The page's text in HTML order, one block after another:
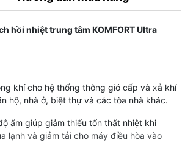
hồi nhiệt trung tâm KOMFORT Ultra
khí cho hệ thống thông gió cấp và xả khí
hộ, nhà ở, biệt thự và các tòa nhà khác.
ẩm giúp giảm thiểu tổn thất nhiệt khi
lạnh và giảm tải cho máy điều hòa vào